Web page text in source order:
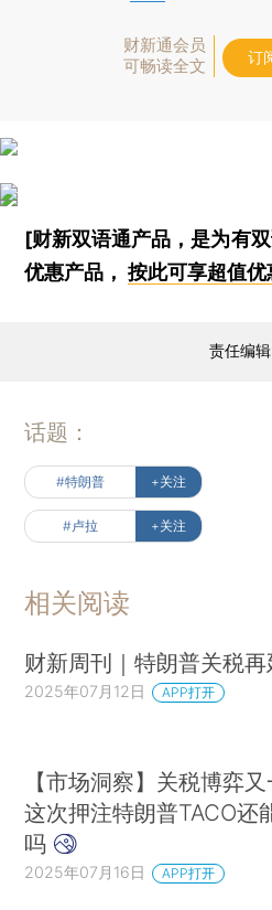
财新通会员
可畅读全文
订
[财新双语通产品，是为有
优惠产品，按此可享超值优
责任编
话题：
#特朗普 +关注
#卢拉 +关注
相关阅读
财新周刊｜特朗普关税再
2025年07月12日 APP打开
【市场洞察】关税博弈
这次押注特朗普TACO还
吗
2025年07月16日 APP打开